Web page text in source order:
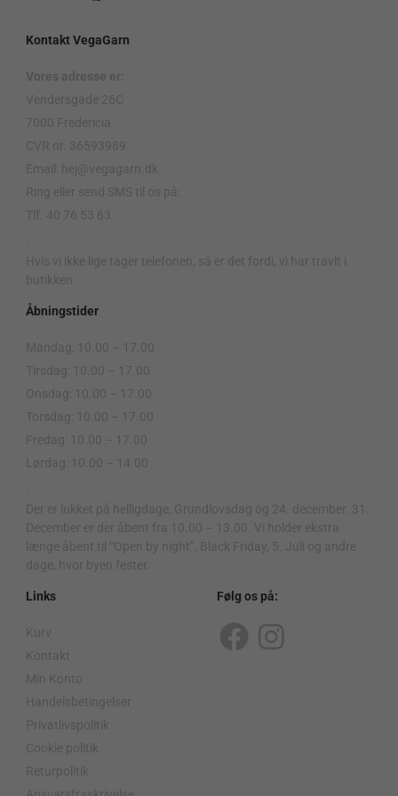
Kontakt VegaGarn
Vores adresse er:
Vendersgade 26C
7000 Fredericia
CVR nr. 36593989
Email: hej@vegagarn.dk
Ring eller send SMS til os på:
Tlf. 40 76 53 63
Hvis vi ikke lige tager telefonen, så er det fordi, vi har travlt i
butikken.
Åbningstider
Mandag: 10.00 – 17.00
Tirsdag: 10.00 – 17.00
Onsdag: 10.00 – 17.00
Torsdag: 10.00 – 17.00
Fredag: 10.00 – 17.00
Lørdag: 10.00 – 14.00
Der er lukket på helligdage, Grundlovsdag og 24. december. 31.
December er der åbent fra 10.00 – 13.00. Vi holder ekstra
længe åbent til “Open by night”, Black Friday, 5. Juli og andre
dage, hvor byen fester.
Links
Kurv
Kontakt
Min Konto
Handelsbetingelser
Privatlivspolitik
Cookie politik
Returpolitik
Følg os på:
F
I